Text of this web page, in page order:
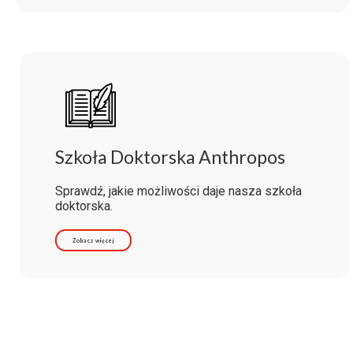
Szkoła Doktorska Anthropos
Sprawdź, jakie możliwości daje nasza szkoła
doktorska.
Zobacz więcej